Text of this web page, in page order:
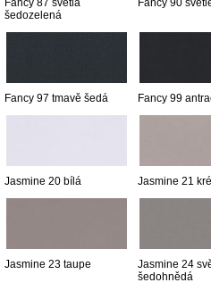
Fancy 87 světlá
šedozelená
Fancy 90
Fancy 97 tmavě šedá Fancy 99
Jasmine 20 bílá Jasmine 21
Jasmine 23 taupe
Jasmine 24
šedohnědá